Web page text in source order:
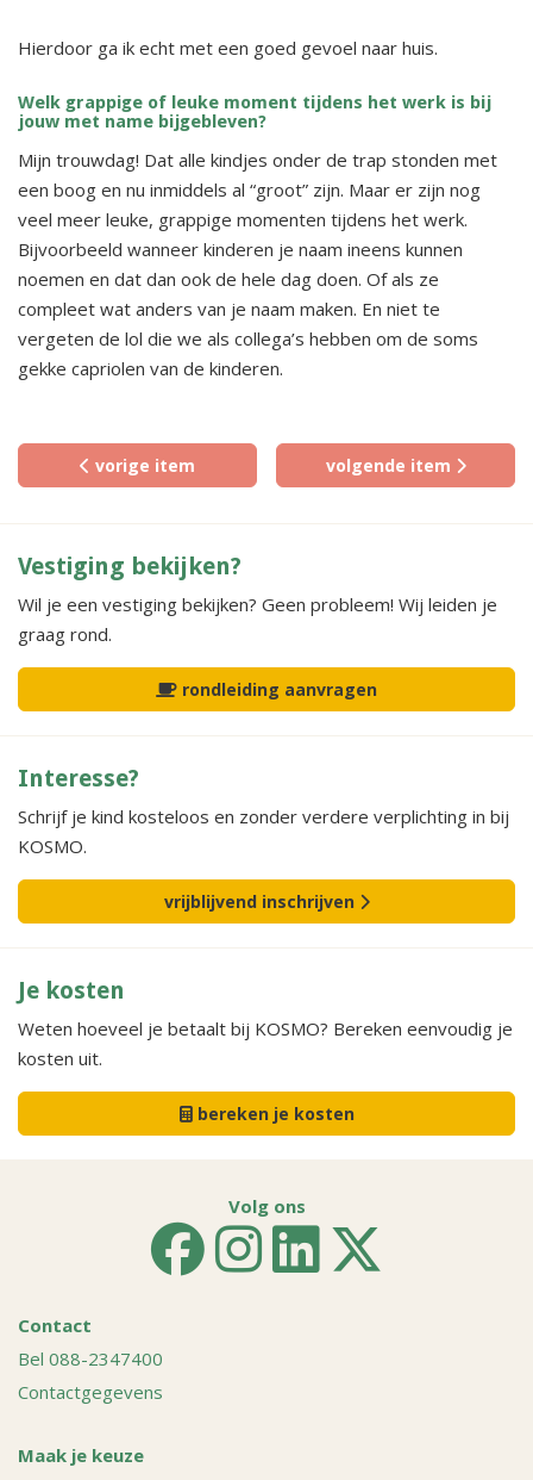
Hierdoor ga ik echt met een goed gevoel naar huis.
Welk grappige of leuke moment tijdens het werk is bij
jouw met name bijgebleven?
Mijn trouwdag! Dat alle kindjes onder de trap stonden met
een boog en nu inmiddels al “groot” zijn. Maar er zijn nog
veel meer leuke, grappige momenten tijdens het werk.
Bijvoorbeeld wanneer kinderen je naam ineens kunnen
noemen en dat dan ook de hele dag doen. Of als ze
compleet wat anders van je naam maken. En niet te
vergeten de lol die we als collega’s hebben om de soms
gekke capriolen van de kinderen.
vorige item volgende item
Vestiging bekijken?
Wil je een vestiging bekijken? Geen probleem! Wij leiden je
graag rond.
rondleiding aanvragen
Interesse?
Schrijf je kind kosteloos en zonder verdere verplichting in bij
KOSMO.
vrijblijvend inschrijven
Je kosten
Weten hoeveel je betaalt bij KOSMO? Bereken eenvoudig je
kosten uit.
bereken je kosten
Volg ons
Contact
Bel 088-2347400
Contactgegevens
Maak je keuze